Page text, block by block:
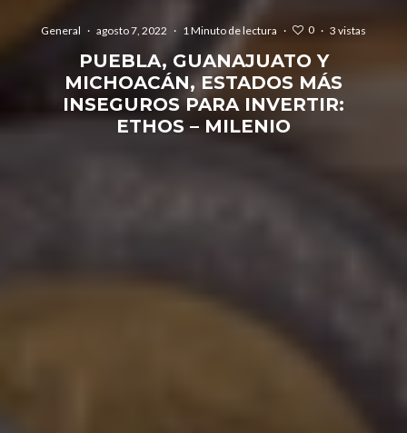
General · agosto 7, 2022 · 1 Minuto de lectura · 0 · 3 vistas
PUEBLA, GUANAJUATO Y
MICHOACÁN, ESTADOS MÁS
INSEGUROS PARA INVERTIR:
ETHOS – MILENIO